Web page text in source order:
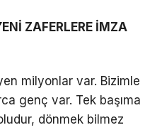
ZAFERLERE İMZA
milyonlar var. Bizimle
genç var. Tek başıma
dönmek bilmez